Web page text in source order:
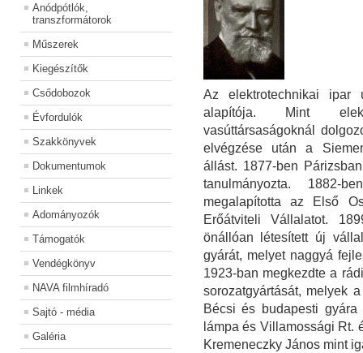
Anódpótlók,
transzformátorok
Műszerek
Kiegészítők
Csődobozok
Évfordulók
Szakkönyvek
Dokumentumok
Linkek
Adományozók
Támogatók
Vendégkönyv
NAVA filmhíradó
Sajtó - média
Galéria
Az elektrotechnikai ipar
alapítója. Mint
vasúttársaságoknál
elvégzése után a
állást. 1877-ben
tanulmányozta. 1882-
megalapította az Első
Erőátviteli Vállalatot.
önállóan létesített új
gyárát, melyet naggyá
1923-ban megkezdte a
sorozatgyártását, melyek
Bécsi és budapesti
lámpa és Villamossági Rt.
Kremeneczky János mint